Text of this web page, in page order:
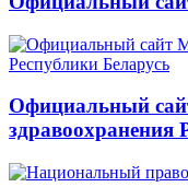
Официальный
здравоохранения